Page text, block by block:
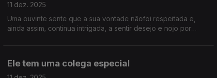
11 dez. 2025
Uma ouvinte sente que a sua vontade nãofoi respeitada e,
ainda assim, continua intrigada, a sentir desejo e nojo por
Ele tem uma colega especial